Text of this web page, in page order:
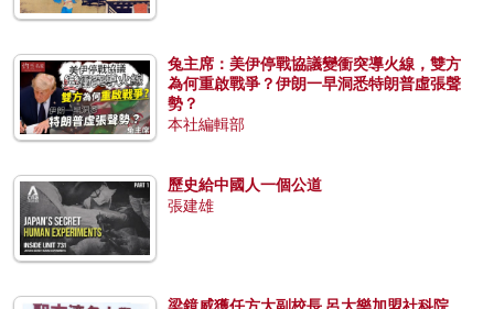
兔主席：美伊停戰協議變衝突導火線，雙方
為何重啟戰爭？伊朗一早洞悉特朗普虛張聲
勢？
本社編輯部
歷史給中國人一個公道
張建雄